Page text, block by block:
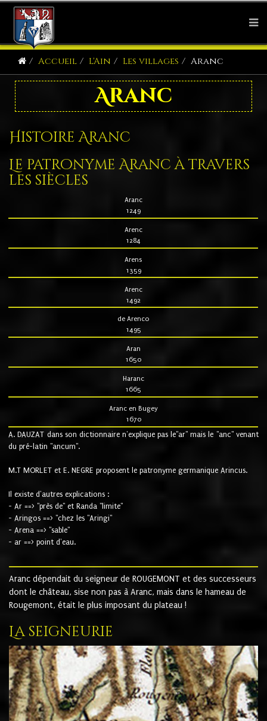
Accueil L'Ain Les villages Aranc
Aranc
Histoire Aranc
Le patronyme Aranc à travers
les siècles
Aranc
1249
Arenc
1284
Arens
1359
Arenc
1492
de Arenco
1495
Aran
1650
Haranc
1665
Aranc en Bugey
1670
A. DAUZAT dans son dictionnaire n'explique pas le"ar" mais le "anc" venant
du pré-latin "ancum".
M.T MORLET et E. NEGRE proposent le patronyme germanique Arincus.
Il existe d'autres explications :
- Ar ==> "près de" et Randa "limite"
- Aringos ==> "chez les "Aringi"
- Arena ==> "sable"
- ar ==> point d'eau.
Aranc dépendait du seigneur de ROUGEMONT et des successeurs
dont le château, sise non pas à Aranc, mais dans le hameau de
Rougemont, était le plus imposant du plateau !
La seigneurie